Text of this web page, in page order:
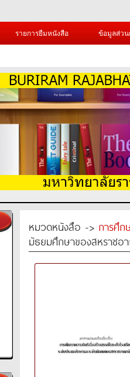
รายการยืมหนังสือ ข้อมูลส่ว
หมวดหนังสือ -> การศึก
มัธยมศึกษาของสหราชอ